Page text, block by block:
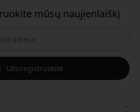
mūsų naujienlaiškį
Užsiregistruokite